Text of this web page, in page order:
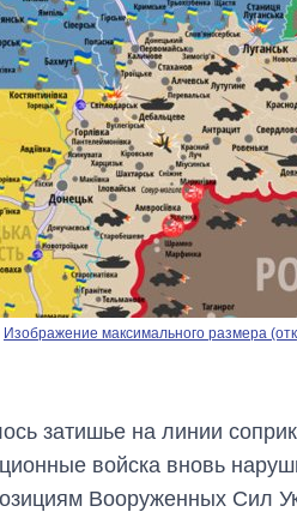
Изображение максимального размера
затишье на линии
войска вновь
Вооруженных Сил